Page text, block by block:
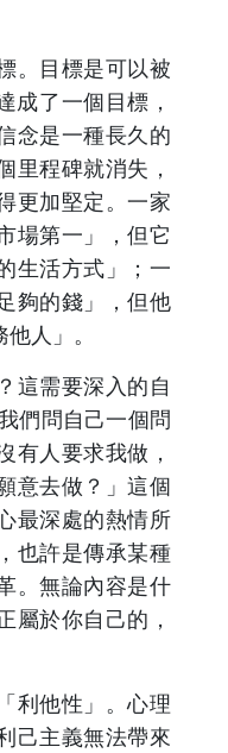
。目標是可以被
了一個目標，
念是一種長久的
里程碑就消失，
更加堅定。一家
場第一」，但它
生活方式」；一
夠的錢」，但他
人」。
這需要深入的自
們問自己一個問
有人要求我做，
意去做？」這個
最深處的熱情所
也許是傳承某種
。無論內容是什
屬於你自己的，
利他性」。心理
己主義無法帶來